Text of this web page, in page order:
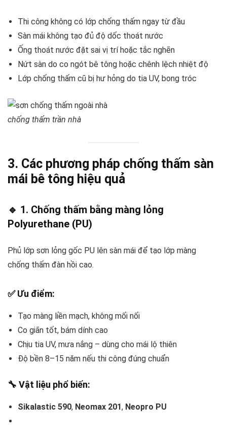
Thi công không có lớp chống thấm ngay từ đầu
Sàn mái không tạo đủ độ dốc thoát nước
Ống thoát nước đặt sai vị trí hoặc tắc nghẽn
Nứt sàn do co ngót bê tông hoặc chênh lệch nhiệt độ
Lớp chống thấm cũ bị hư hỏng do tia UV, bong tróc
chống thấm trần nhà
3. Các phương pháp chống thấm sàn
mái bê tông hiệu quả
🔹 1. Chống thấm bằng màng lỏng
Polyurethane (PU)
Phủ lớp sơn lỏng gốc PU lên sàn mái để tạo lớp màng
chống thấm đàn hồi cao.
✅ Ưu điểm:
Tạo màng liền mạch, không mối nối
Co giãn tốt, bám dính cao
Chịu tia UV, mưa nắng – dùng cho mái lộ thiên
Độ bền 8–15 năm nếu thi công đúng chuẩn
🔧 Vật liệu phổ biến:
Sikalastic 590, Neomax 201, Neopro PU